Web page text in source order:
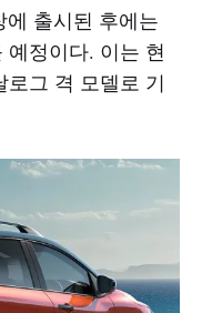
에 출시된 후에는
정이다. 이는 현
그 격 모델로 기